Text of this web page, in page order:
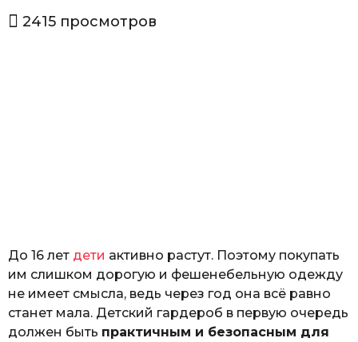
o
в
р
к
л
ю
к
2415 просмотров
До 16 лет дети активно растут. Поэтому покупать
им слишком дорогую и фешенебельную одежду
не имеет смысла, ведь через год она всё равно
станет мала. Детский гардероб в первую очередь
должен быть практичным и безопасным для